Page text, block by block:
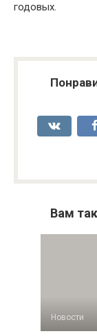
годовых.
Вам
Новости